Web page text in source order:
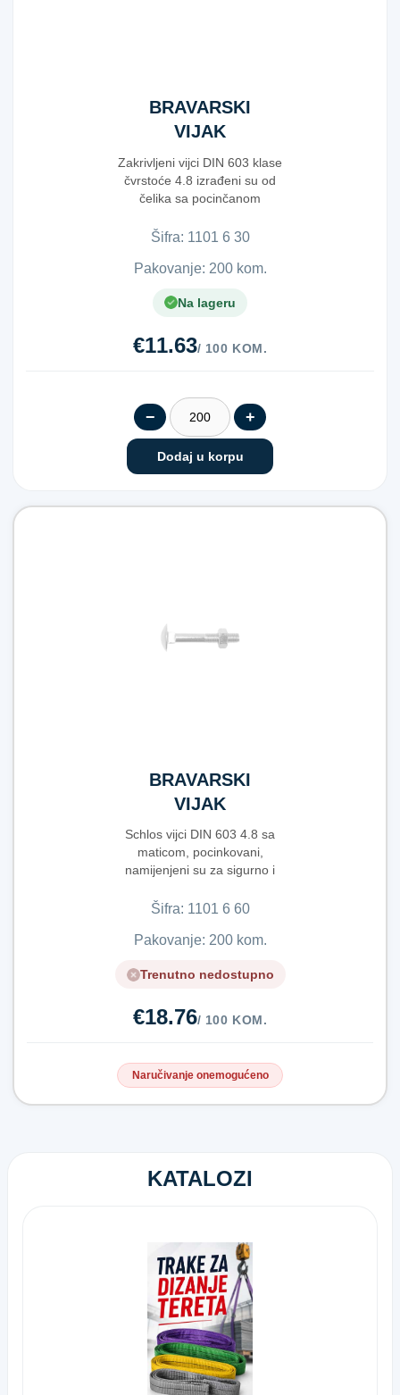
BRAVARSKI
VIJAK
603+MAT.6X30
Zakrivljeni vijci DIN 603 klase
čvrstoće 4.8 izrađeni su od
čelika sa pocinčanom
Šifra: 1​1​0​1​ ​6​ ​3​0​
Pakovanje: 200 kom.
Na lageru
€11.63/ 100 KOM.
− +
Dodaj u korpu
BRAVARSKI
VIJAK
603+MAT.6X60
Schlos vijci DIN 603 4.8 sa
maticom, pocinkovani,
namijenjeni su za sigurno i
Šifra: 1​1​0​1​ ​6​ ​6​0​
Pakovanje: 200 kom.
Trenutno nedostupno
€18.76/ 100 KOM.
Naručivanje onemogućeno
KATALOZI